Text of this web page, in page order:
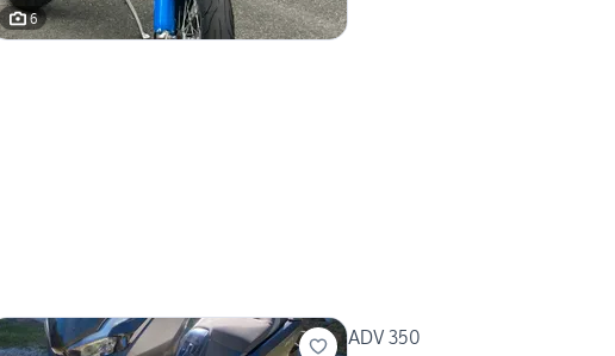
6
ADV 350